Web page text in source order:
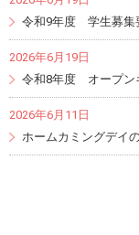
令和9年度 学生募集
2026年6月19日
令和8年度 オープン
2026年6月11日
ホームカミングデイ